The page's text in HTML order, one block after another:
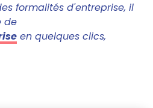
formalités d'entreprise, il
de
en quelques clics,